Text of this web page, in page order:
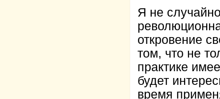
Я не
откровение
том, что не
практике
будет
время